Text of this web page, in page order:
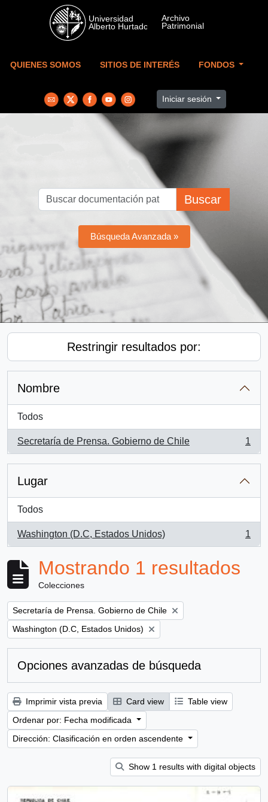
Skip to main content
QUIENES SOMOS SITIOS DE INTERÉS FONDOS
Iniciar sesión
Buscar
Búsqueda Avanzada »
Restringir resultados por:
Nombre
Todos
Secretaría de Prensa. Gobierno de Chile
, 1 resultados
1
Lugar
Todos
Washington (D.C, Estados Unidos)
, 1 resultados
1
Mostrando 1 resultados
Colecciones
Remove filter:
Secretaría de Prensa. Gobierno de Chile
Remove filter:
Washington (D.C, Estados Unidos)
Opciones avanzadas de búsqueda
Imprimir vista previa Card view
Table view
Ordenar por: Fecha modificada
Dirección: Clasificación en orden ascendente
Show 1 results with digital objects